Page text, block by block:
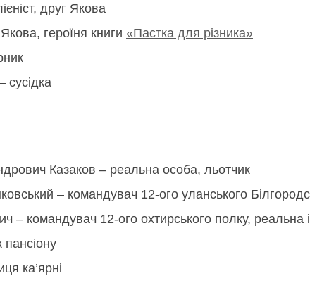
друг Якова
героїня книги «Пастка для різника»
сусідка
Казаков – реальна особа, льотчик
– командувач 12-ого уланського
– командувач 12-ого охтирського полку, реальна
ка’ярні